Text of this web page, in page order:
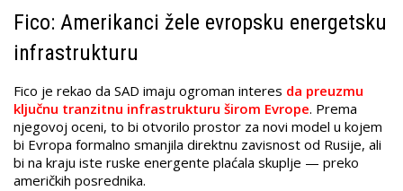
Fico: Amerikanci žele evropsku energetsku
infrastrukturu
Fico je rekao da SAD imaju ogroman interes da preuzmu
ključnu tranzitnu infrastrukturu širom Evrope. Prema
njegovoj oceni, to bi otvorilo prostor za novi model u kojem
bi Evropa formalno smanjila direktnu zavisnost od Rusije, ali
bi na kraju iste ruske energente plaćala skuplje — preko
američkih posrednika.